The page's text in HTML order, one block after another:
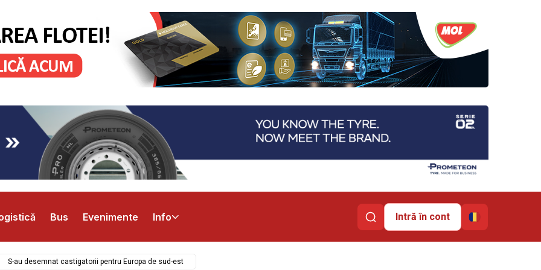
Bus Evenimente Info Intră în cont
S-au desemnat castigatorii pentru Europa de sud-est